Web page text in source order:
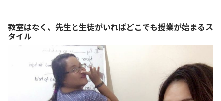
教室はなく、先生と生徒がいればどこでも授業が始まるス
タイル